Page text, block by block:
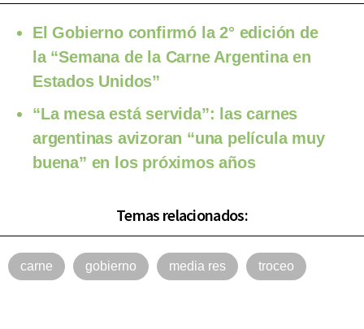
El Gobierno confirmó la 2° edición de
la “Semana de la Carne Argentina en
Estados Unidos”
“La mesa está servida”: las carnes
argentinas avizoran “una película muy
buena” en los próximos años
Temas relacionados:
carne gobierno media res troceo